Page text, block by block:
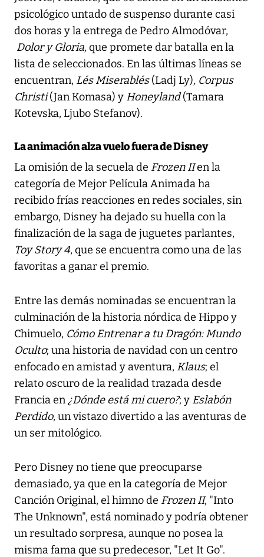
psicológico untado de suspenso durante casi
dos horas y la entrega de Pedro Almodóvar,
Dolor y Gloria,que promete dar batalla en la
lista de seleccionados. En las últimas líneas se
encuentran, Lés Miserablés(Ladj Ly), Corpus
Christi(Jan Komasa) y Honeyland(Tamara
Kotevska, Ljubo Stefanov).
La animación alza vuelo fuera de Disney
La omisión de la secuela de Frozen IIen la
categoría de Mejor Película Animada ha
recibido frías reacciones en redes sociales, sin
embargo, Disney ha dejado su huella con la
finalización de la saga de juguetes parlantes,
Toy Story 4, que se encuentra como una de las
favoritas a ganar el premio.
Entre las demás nominadas se encuentran la
culminación de la historia nórdica de Hippo y
Chimuelo, Cómo Entrenar a tu Dragón: Mundo
Oculto; una historia de navidad con un centro
enfocado en amistad y aventura, Klaus; el
relato oscuro de la realidad trazada desde
Francia en ¿Dónde está mi cuero?; y Eslabón
Perdido, un vistazo divertido a las aventuras de
un ser mitológico.
Pero Disney no tiene que preocuparse
demasiado, ya que en la categoría de Mejor
Canción Original, el himno de Frozen II, "Into
The Unknown", está nominado y podría obtener
un resultado sorpresa, aunque no posea la
misma fama que su predecesor, "Let It Go".